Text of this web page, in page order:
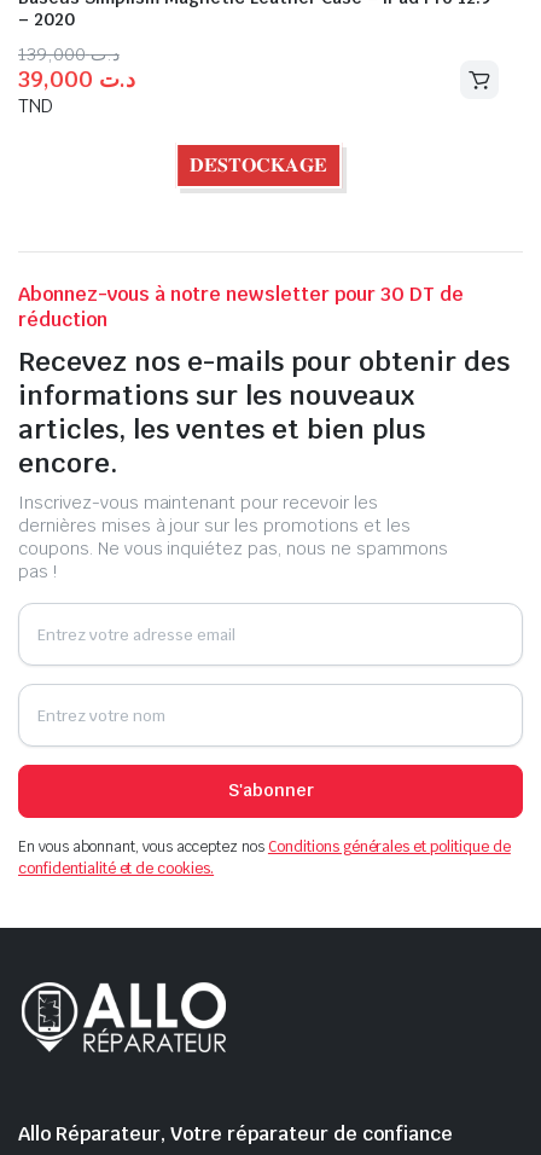
– 2020
د.ت139,000
د.ت
TND
𝐃𝐄́𝐒𝐓𝐎𝐂𝐊𝐀𝐆𝐄
Abonnez-vous à notre newsletter pour 30 DT de
réduction
Recevez nos e-mails pour obtenir des
informations sur les nouveaux
articles, les ventes et bien plus
encore.
Inscrivez-vous maintenant pour recevoir les
dernières mises à jour sur les promotions et les
coupons. Ne vous inquiétez pas, nous ne spammons
pas !
S'abonner
En vous abonnant, vous acceptez nosConditions générales et politique de
confidentialité et de cookies.
Allo Réparateur, Votre réparateur de confiance